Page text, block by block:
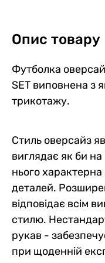
Футболка Basic V-neck,
679 грн
407 грн
Ціна для Club:340 грн
Футболка Basic V-neck,
679 грн
475 грн
Ціна для Club:407 грн
Футболка oversize
1199 грн
959 грн
Ціна для Club:839 грн
Опис товару
Футболка
SET виповнена з
трикотажу.
Стиль оверсайз
виглядає як би на
нього характерна
деталей.
відповідає всім
стилю.
рукав -
при щоденній